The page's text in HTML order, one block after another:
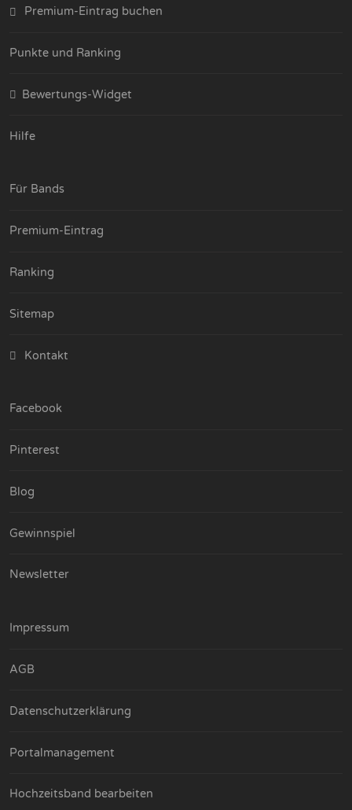
Premium-Eintrag buchen
Punkte und Ranking
Bewertungs-Widget
Hilfe
Für Bands
Premium-Eintrag
Ranking
Sitemap
Kontakt
Facebook
Pinterest
Blog
Gewinnspiel
Newsletter
Impressum
AGB
Datenschutzerklärung
Portalmanagement
Hochzeitsband bearbeiten